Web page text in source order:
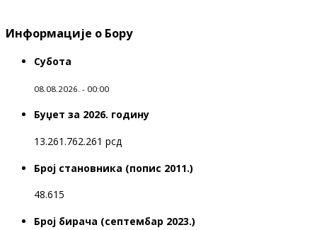
Информације о Бору
Субота
08.08.2026. - 00:00
Буџет за 2026. годину
13.261.762.261 рсд
Број становника (попис 2011.)
48.615
Број бирача (септембар 2023.)